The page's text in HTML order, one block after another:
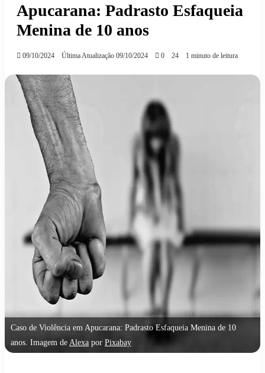
Apucarana: Padrasto Esfaqueia
Menina de 10 anos
09/10/2024 Última Atualização 09/10/2024 0 24 1 minuto de leitura
Caso de Violência em Apucarana: Padrasto Esfaqueia Menina de 10
anos. Imagem deAlexa por Pixabay